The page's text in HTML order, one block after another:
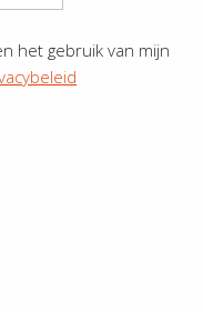
het gebruik van mijn